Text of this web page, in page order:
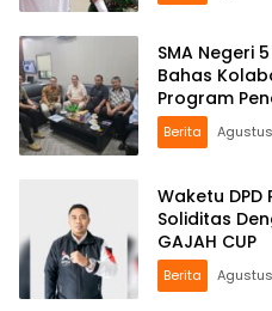
SMA Negeri
Bahas
Program
Berita
Waketu DPD
Soliditas
GAJAH CUP
Berita